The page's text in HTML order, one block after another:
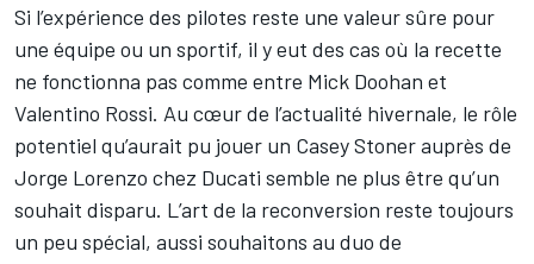
Si l’expérience des pilotes reste une valeur sûre pour
une équipe ou un sportif, il y eut des cas où la recette
ne fonctionna pas comme entre Mick Doohan et
Valentino Rossi. Au cœur de l’actualité hivernale, le rôle
potentiel qu’aurait pu jouer un Casey Stoner auprès de
Jorge Lorenzo chez Ducati semble ne plus être qu’un
souhait disparu. L’art de la reconversion reste toujours
un peu spécial, aussi souhaitons au duo de